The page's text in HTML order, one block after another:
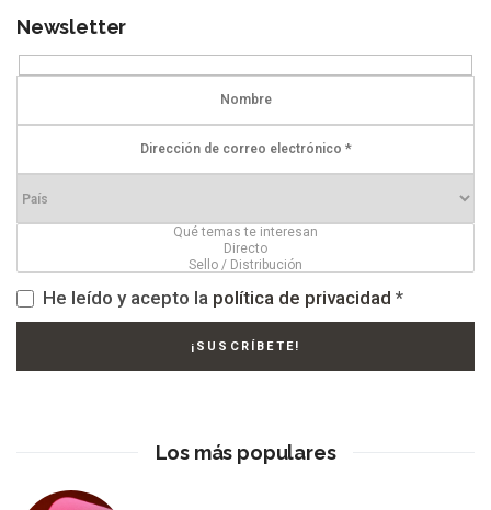
Newsletter
He leído y acepto la política de privacidad *
Los más populares